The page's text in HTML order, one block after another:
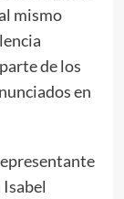
mismo
de los
en